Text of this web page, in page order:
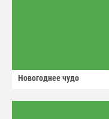
Новогоднее чудо